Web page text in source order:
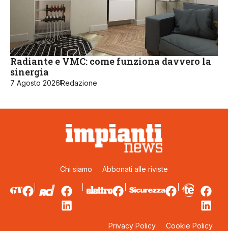
Radiante e VMC: come funziona davvero la
sinergia
7 Agosto 2026Redazione
Chi siamo Abbonati alle riviste
Privacy Policy Cookie Policy